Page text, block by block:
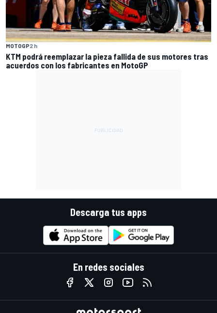
MOTOGP2 h
KTM podrá reemplazar la pieza fallida de sus motores tras
acuerdos con los fabricantes en MotoGP
Descarga tus apps
En redes sociales